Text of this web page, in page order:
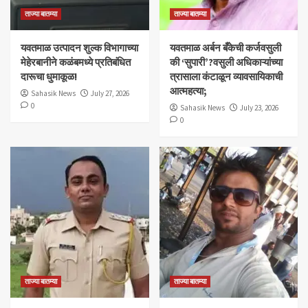
ताज्या बातम्या
यवतमाळ उत्पादन शुल्क विभागाच्या
मेहेरबानीने कळंबमध्ये प्रतिबंधित
दारूचा धुमाकूळ!
Sahasik News
July 27, 2026
0
ताज्या बातम्या
​यवतमाळ अर्बन बँकेची कर्जवसुली
की ‘सुपारी’?वसुली अधिकाऱ्यांच्या
त्रासाला कंटाळून व्यावसायिकाची
आत्महत्या;
Sahasik News
July 23, 2026
0
ताज्या बातम्या ताज्या बातम्या